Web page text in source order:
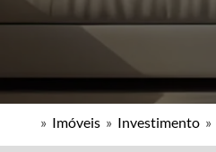
» Imóveis » Investimento »